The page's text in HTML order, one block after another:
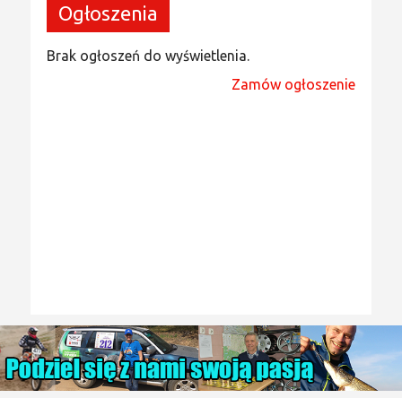
Ogłoszenia
Brak ogłoszeń do wyświetlenia.
Zamów ogłoszenie